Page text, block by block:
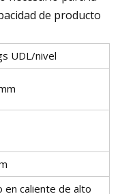
de producto
UDL/nivel
en caliente de alto